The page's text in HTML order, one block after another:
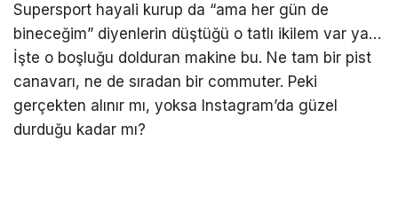
Supersport hayali kurup da “ama her gün de
bineceğim” diyenlerin düştüğü o tatlı ikilem var ya…
İşte o boşluğu dolduran makine bu. Ne tam bir pist
canavarı, ne de sıradan bir commuter. Peki
gerçekten alınır mı, yoksa Instagram’da güzel
durduğu kadar mı?